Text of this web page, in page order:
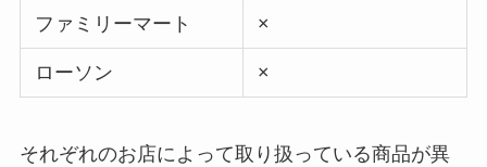
ファミリーマート ×
ローソン ×
それぞれのお店によって取り扱っている商品が異